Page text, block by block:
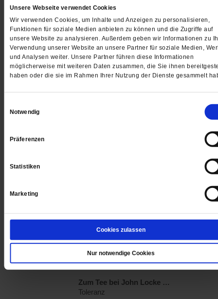
Unsere Webseite verwendet Cookies
Wir verwenden Cookies, um Inhalte und Anzeigen zu personalisieren,
Funktionen für soziale Medien anbieten zu können und die Zugriffe auf
unsere Website zu analysieren. Außerdem geben wir Informationen zu
Verwendung unserer Website an unsere Partner für soziale Medien,
und Analysen weiter. Unsere Partner führen diese Informationen
möglicherweise mit weiteren Daten zusammen, die Sie ihnen
haben oder die sie im Rahmen Ihrer Nutzung der Dienste gesammelt
Notwendig
Präferenzen
Statistiken
Marketing
Cookies zulassen
Nur notwendige Cookies
Frau G. will nicht mehr leben
Eine Frau kämpfte um ihr Recht, über ihren
selbst bestimmen zu dürfen. Am 5. April
11 Uhr ist sie eingeschlafen. »Endlich«, war
letztes Wort
Ich bin noch bei Dir
Nachtodkontakte: Was Hinterbliebene mit
Das Denguefieber und der Klimawandel.
Wie wäre es eigentlich, wenn dieses Wort
Zeitlang ganz aus dem Vokabular
würde?
Keine Angst vor Cannabis
Die Gefahren werden total überschätzt,
ist viel gefährlicher, sagt der
Rechtswissenschaftler Lorenz Böllinger
Zum Tee bei John Locke …
Toleranz